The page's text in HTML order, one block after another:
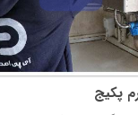
پکیج